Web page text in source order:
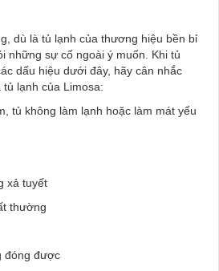
dù là tủ lạnh của thương hiệu bền bỉ
những sự cố ngoài ý muốn. Khi tủ
dấu hiệu dưới đây, hãy cân nhắc
lạnh của Limosa:
tủ không làm lạnh hoặc làm mát yếu
xả tuyết
thường
đóng được